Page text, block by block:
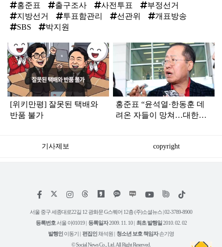
홍준표 출구조사 사전투표
부정선거
지방선거
투표함관리 선관위
개표방송
SBS
박지원
탑
라
인
[위키만평] 잘못된 택배와
반품 불가
홍준표 “윤석열·한동훈 데
려온 자들이 망쳐…대한민
기사제보 copyright
페
스
북
인
타
그
램
위
트
리
유
튜
틱
서울 중구 세종대로22길 12 광화문 G스퀘어 12층 (주)소셜뉴스 | 02-3789-8900
등록번호 서울 아01019 | 등록일자2009. 11. 10 | 최초 발행일2010. 02. 02
발행인 이동기 | 편집인채석원 | 청소년 보호 책임자손기영
© Social News Co., Ltd. All Right Reserved.